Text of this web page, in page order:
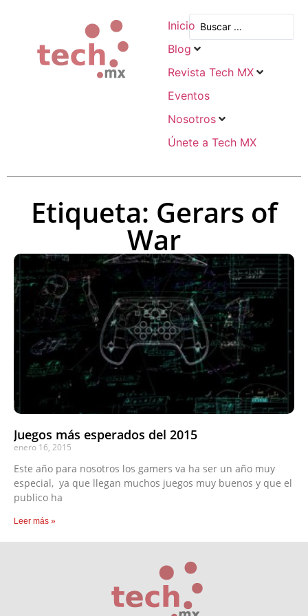
Inicio
Blog
Revista Tech MX
Eventos
Nosotros
Únete a Tech MX
Etiqueta: Gerars of
War
Juegos más esperados del 2015
enero 16, 2015
Este año para nosotros los gamers va ha ser un año muy
especial, ya que llegan muchos juegos muy buenos y que el
publico ha
Leer más »